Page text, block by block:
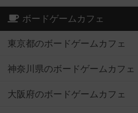
ボードゲームカフェ
東京都のボードゲームカフェ
神奈川県のボードゲームカフェ
大阪府のボードゲームカフェ